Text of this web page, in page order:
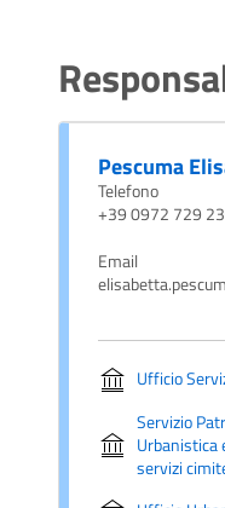
Pescuma
Telefono
+39 0972 729
Email
Ufficio
Servizio
Urbanistica
servizi